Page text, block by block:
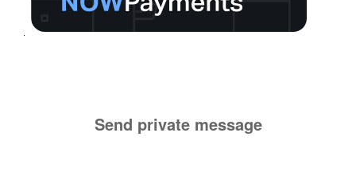
Send private message